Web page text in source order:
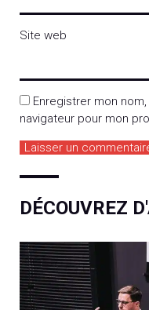
Site web
Enregistrer mon
navigateur pour mon
DÉCOUVREZ